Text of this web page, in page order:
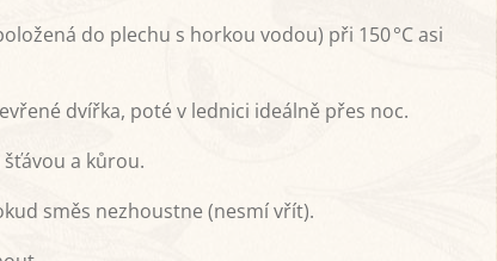
do plechu s horkou vodou) při 150 °C asi
dvířka, poté v lednici ideálně přes noc.
a kůrou.
směs nezhoustne (nesmí vřít).